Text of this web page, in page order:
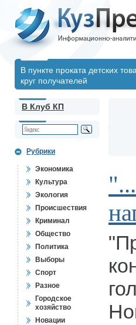
В пункте проката детских
круг получателей
В Клуб КП
Рубрики
Экономика
Культура
Экология
Происшествия
Криминал
Общество
Политика
Выборы
Спорт
Разное
Городское
хозяйство
Новации